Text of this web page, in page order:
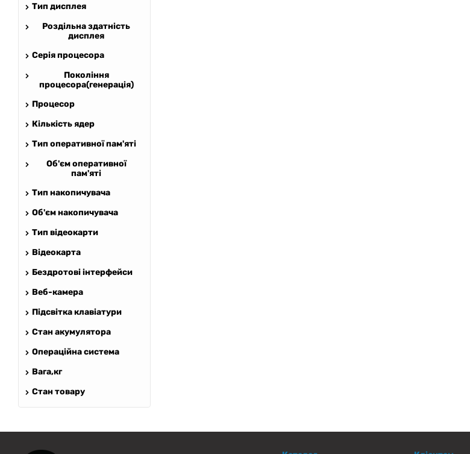
Тип дисплея
Роздільна здатність
дисплея
Серія процесора
Покоління
процесора(генерація)
Процесор
Кількість ядер
Тип оперативної пам'яті
Об'єм оперативної
пам'яті
Тип накопичувача
Об'єм накопичувача
Тип відеокарти
Відеокарта
Бездротові інтерфейси
Веб-камера
Підсвітка клавіатури
Стан акумулятора
Операційна система
Вага,кг
Стан товару
GAZIKAI
Онлайн · пошук техніки
Привіт! 👋 Я Gazik AI — допоможу
техніку. Що шукаєш?